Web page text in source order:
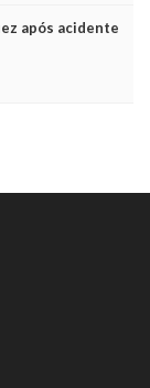
após acidente